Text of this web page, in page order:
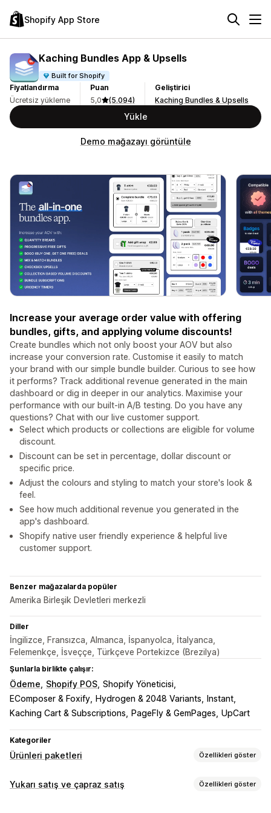
Shopify App Store
Kaching Bundles App & Upsells
Built for Shopify
Fiyatlandırma
Ücretsiz yükleme
Puan
5,0
(5.094)
Geliştirici
Kaching Bundles & Upsells
Yükle
Demo mağazayı görüntüle
Increase your average order value with offering
bundles, gifts, and applying volume discounts!
Create bundles which not only boost your AOV but also
increase your conversion rate. Customise it easily to match
your brand with our simple bundle builder. Curious to see how
it performs? Track additional revenue generated in the main
dashboard or dig in deeper in our analytics. Maximise your
performance with our built-in A/B testing. Do you have any
questions? Chat with our live customer support.
Select which products or collections are eligible for volume
discount.
Discount can be set in percentage, dollar discount or
specific price.
Adjust the colours and styling to match your store's look &
feel.
See how much additional revenue you generated in the
app's dashboard.
Shopify native user friendly experience & helpful live
customer support.
Benzer mağazalarda popüler
Amerika Birleşik Devletleri merkezli
Diller
İngilizce, Fransızca, Almanca, İspanyolca, İtalyanca,
Felemenkçe, İsveççe, Türkçeve Portekizce (Brezilya)
Şunlarla birlikte çalışır:
Ödeme Shopify POS Shopify Yöneticisi
EComposer & Foxify
Hydrogen & 2048 Variants
Instant
Kaching Cart & Subscriptions
PageFly & GemPages UpCart
Kategoriler
Ürünleri paketleri Özellikleri göster
Paket türleri
Yukarı satış ve çapraz satış Özellikleri göster